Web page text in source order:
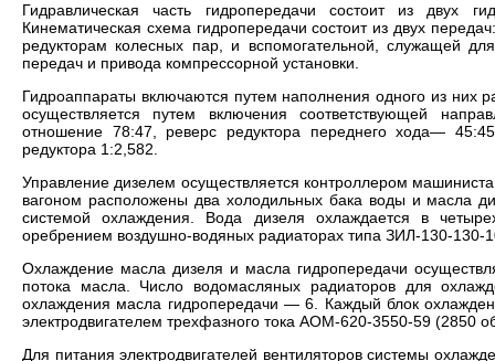
Гидравлическая часть гидропередачи состоит из двух
Кинематическая схема гидропередачи состоит из двух
редукторам колесных пар, и вспомогательной, служащей
передач и привода компрессорной установки.
Гидроаппараты включаются путем наполнения одного из
осуществляется путем включения соответствующей
отношение 78:47, реверс редуктора переднего хода—
редуктора 1:2,582.
Управление дизелем осуществляется контроллером
вагоном расположены два холодильных бака воды и масла
системой охлаждения. Вода дизеля охлаждается в
оребрением воздушно-водяных радиаторах типа ЗИЛ-130-130-
Охлаждение масла дизеля и масла гидропередачи
потока масла. Число водомасляных радиаторов для
охлаждения масла гидропередачи — 6. Каждый блок
электродвигателем трехфазного тока АОМ-620-3550-59 (2850
Для питания электродвигателей вентиляторов системы